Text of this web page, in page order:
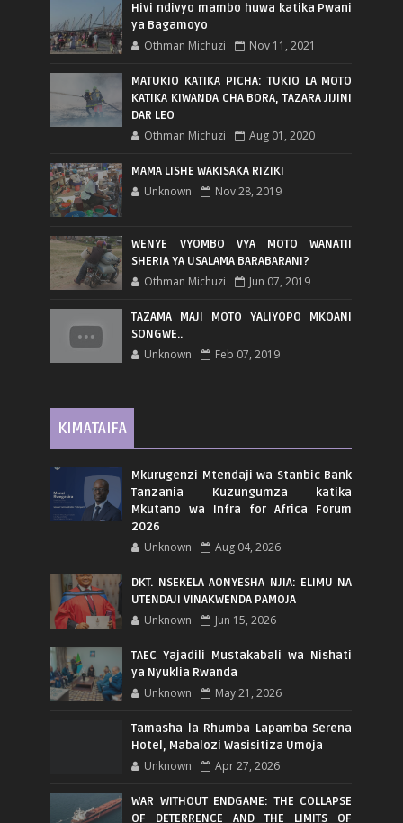
Hivi ndivyo mambo huwa katika Pwani
ya Bagamoyo
Othman Michuzi Nov 11, 2021
MATUKIO KATIKA PICHA: TUKIO LA MOTO
KATIKA KIWANDA CHA BORA, TAZARA JIJINI
DAR LEO
Othman Michuzi Aug 01, 2020
MAMA LISHE WAKISAKA RIZIKI
Unknown Nov 28, 2019
WENYE VYOMBO VYA MOTO WANATII
SHERIA YA USALAMA BARABARANI?
Othman Michuzi Jun 07, 2019
TAZAMA MAJI MOTO YALIYOPO MKOANI
SONGWE..
Unknown Feb 07, 2019
KIMATAIFA
Mkurugenzi Mtendaji wa Stanbic Bank
Tanzania Kuzungumza katika
Mkutano wa Infra for Africa Forum
2026
Unknown Aug 04, 2026
DKT. NSEKELA AONYESHA NJIA: ELIMU NA
UTENDAJI VINAKWENDA PAMOJA
Unknown Jun 15, 2026
TAEC Yajadili Mustakabali wa Nishati
ya Nyuklia Rwanda
Unknown May 21, 2026
Tamasha la Rhumba Lapamba Serena
Hotel, Mabalozi Wasisitiza Umoja
Unknown Apr 27, 2026
WAR WITHOUT ENDGAME: THE COLLAPSE
OF DETERRENCE AND THE LIMITS OF